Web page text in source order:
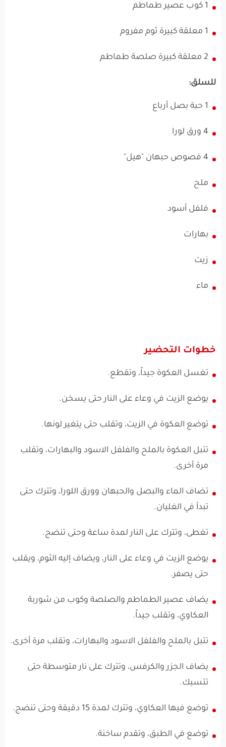
1 كوب عصير طماطم
1 معلقة كبيرة ثوم مفروم
2 معلقة كبيرة صلصة طماطم
للسلق:
1 حبة بصل أرباع
4 ورق لورا
4 فصوص حبهان "هيل"
ملح
فلفل أسود
بهارات
زيت
ماء
خطوات التحضير
تغسل العكوة جيداً، وتقطع.
يوضع الزيت في وعاء على النار حتى يسخن.
توضع العكوة في الزيت، وتقلب حتى يتغير لونها.
تتبل العكوة بالملح والفلفل الاسود والبهارات، وتقلب
مرة أخرى.
تضاف الماء والبصل والحبهان وورق اللورا، وتترك حتى
تبدأ في الغليان.
تغطى، وتترك على النار لمدة ساعة وحتى تنضج.
يوضع الزيت في وعاء على النار، ويضاف إليه الثوم، ويقلب
حتى يصفر.
يضاف عصير الطماطم والصلصة وكوب من شوربة
العكاوي، وتقلب جيداً.
تتبل بالملح والفلفل الاسود والبهارات، وتقلب مرة أخرى.
يضاف الجزر والكرفس، وتترك على نار متوسطة حتى
تتسبك.
توضع فيها العكاوي، وتترك لمدة 15 دقيقة وحتى تنضج.
توضع في الطبق، وتقدم ساخنة.